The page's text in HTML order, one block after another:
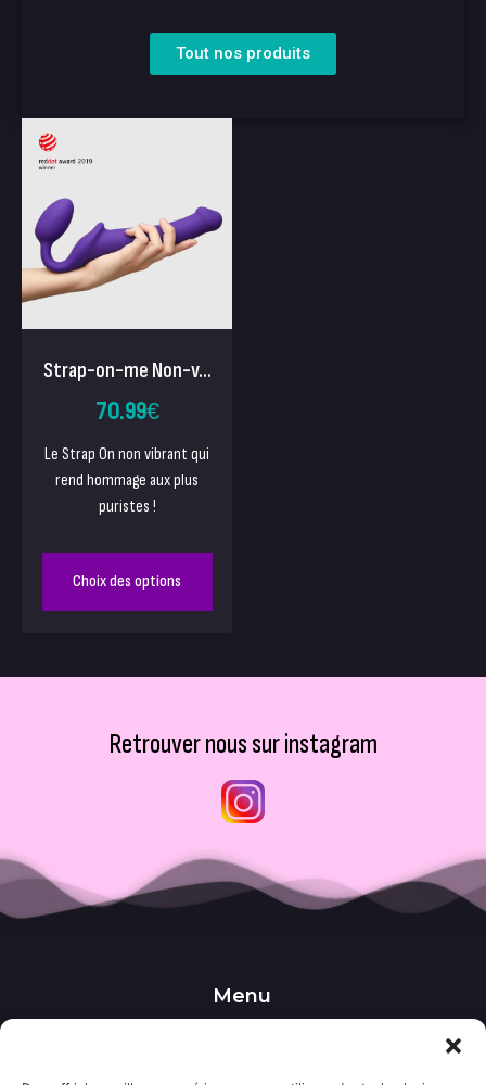
Tout nos produits
Strap-on-me Non-v...
70.99€
Le Strap On non vibrant qui
rend hommage aux plus
puristes !
Choix des options
Retrouver nous sur instagram
Menu
••• Accueil